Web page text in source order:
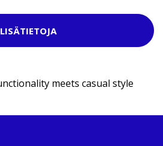
LISÄTIETOJA
meets casual style